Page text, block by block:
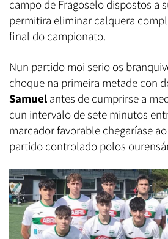
campo de Fragoselo dispostos a
permitira eliminar calquera
final do campionato.
Nun partido moi serio os
choque na primeira metade con
Samuel antes de cumprirse a
cun intervalo de sete minutos
marcador favorable chegaríase
partido controlado polos